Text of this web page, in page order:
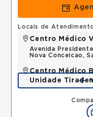
Locais de Atendimento
Centro Médico
Avenida
Nova Conceicao,
Centro Médico
Unidade
Rua Tiradentes,
09030560 •Mapa